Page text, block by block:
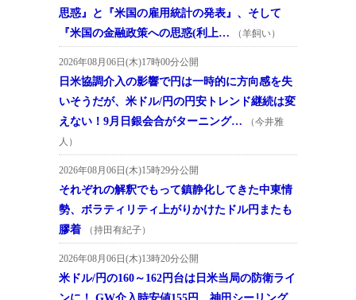
思惑』と『米国の雇用統計の発表』、そして
『米国の金融政策への思惑(利上…
（羊飼い）
2026年08月06日(木)17時00分公開
日米協調介入の影響で円は一時的に方向感を失
いそうだが、米ドル/円の円安トレンド継続は変
えない！9月日銀会合がターニング…
（今井雅
人）
2026年08月06日(木)15時29分公開
それぞれの解釈でもって鎮静化してきた中東情
勢、ボラティリティ上がりかけたドル円またも
膠着
（持田有紀子）
2026年08月06日(木)13時20分公開
米ドル/円の160～162円台は日米当局の防衛ライ